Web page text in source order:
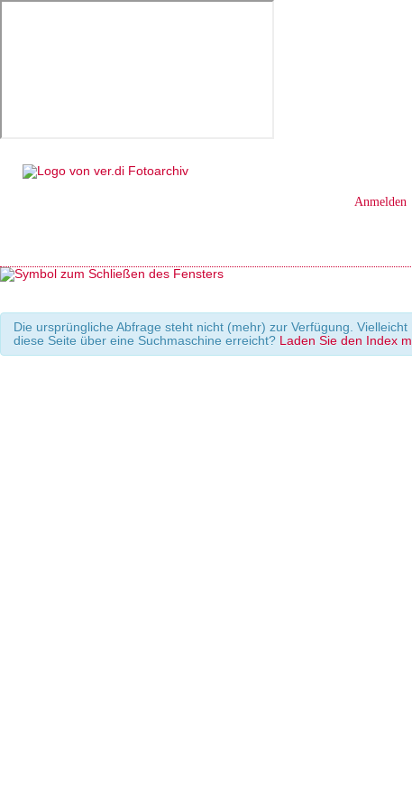
Anmelden
Die ursprüngliche Abfrage steht nicht (mehr) zur Verfügung.
diese Seite über eine Suchmaschine erreicht? Laden Sie den Index